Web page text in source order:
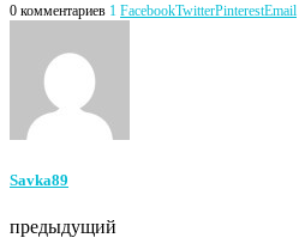
0 комментариев 1 FacebookTwitterPinterestEmail
Savka89
предыдущий